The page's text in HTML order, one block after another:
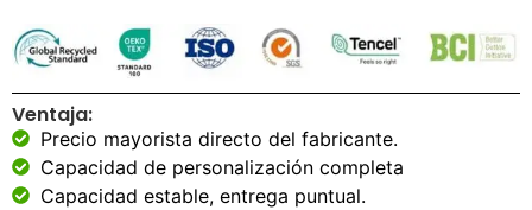
Ventaja:
Precio mayorista directo del fabricante.
Capacidad de personalización completa
Capacidad estable, entrega puntual.